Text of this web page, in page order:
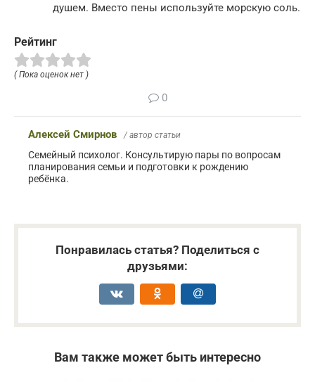
душем. Вместо пены используйте морскую соль.
Рейтинг
( Пока оценок нет )
0
Алексей Смирнов / автор статьи
Семейный психолог. Консультирую пары по вопросам
планирования семьи и подготовки к рождению
ребёнка.
Понравилась статья? Поделиться с
друзьями:
Вам также может быть интересно